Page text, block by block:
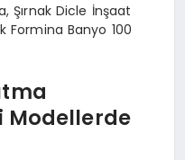
Şırnak Dicle İnşaat
Formina Banyo 100
Modellerde